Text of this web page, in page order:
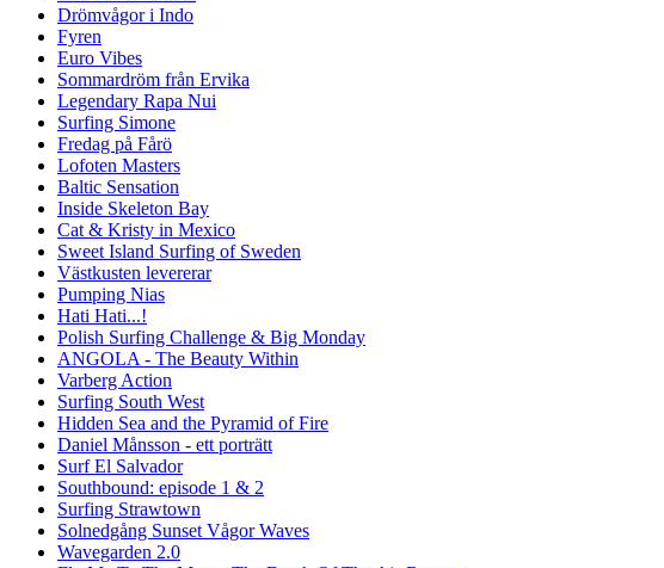
Drömvågor i Indo
Fyren
Euro Vibes
Sommardröm från Ervika
Legendary Rapa Nui
Surfing Simone
Fredag på Fårö
Lofoten Masters
Baltic Sensation
Inside Skeleton Bay
Cat & Kristy in Mexico
Sweet Island Surfing of Sweden
Västkusten levererar
Pumping Nias
Hati Hati...!
Polish Surfing Challenge & Big Monday
ANGOLA - The Beauty Within
Varberg Action
Surfing South West
Hidden Sea and the Pyramid of Fire
Daniel Månsson - ett porträtt
Surf El Salvador
Southbound: episode 1 & 2
Surfing Strawtown
Solnedgång Sunset Vågor Waves
Wavegarden 2.0